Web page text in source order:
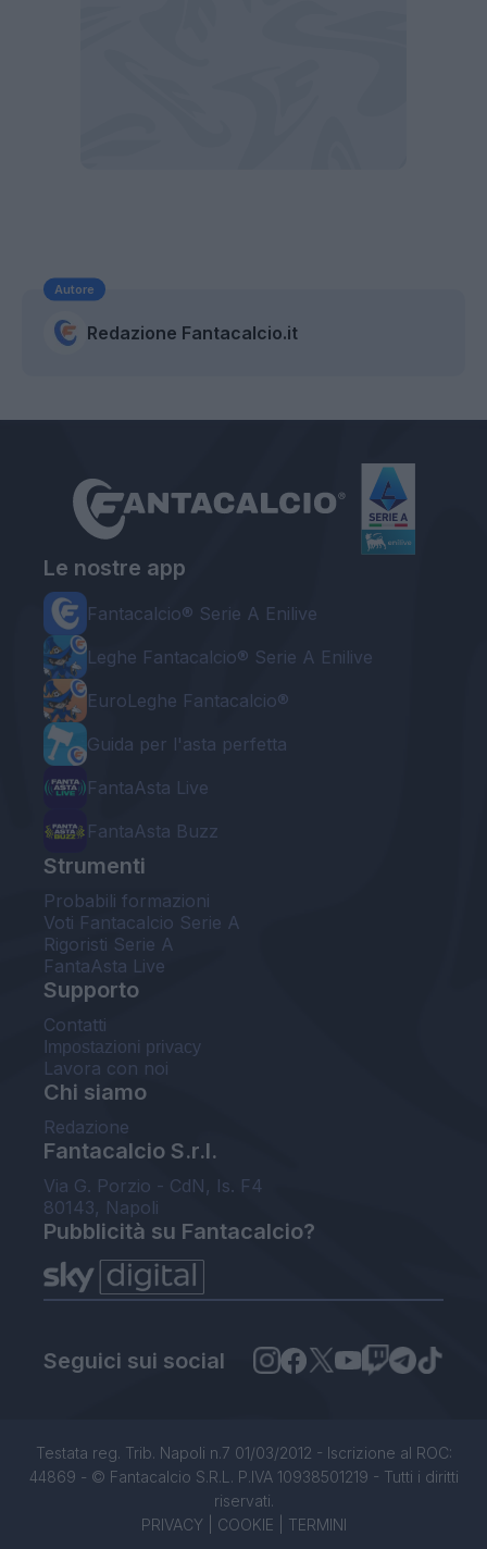
Autore
Redazione Fantacalcio.it
Le nostre app
Fantacalcio® Serie A Enilive
Leghe Fantacalcio® Serie A Enilive
EuroLeghe Fantacalcio®
Guida per l'asta perfetta
FantaAsta Live
FantaAsta Buzz
Strumenti
Probabili formazioni
Voti Fantacalcio Serie A
Rigoristi Serie A
FantaAsta Live
Supporto
Contatti
Impostazioni privacy
Lavora con noi
Chi siamo
Redazione
Fantacalcio S.r.l.
Via G. Porzio - CdN, Is. F4
80143, Napoli
Pubblicità su Fantacalcio?
Seguici sui social
Testata reg. Trib. Napoli n.7 01/03/2012 - Iscrizione al ROC:
44869 - © Fantacalcio S.R.L. P.IVA 10938501219 - Tutti i diritti
riservati.
PRIVACY| COOKIE TERMINI